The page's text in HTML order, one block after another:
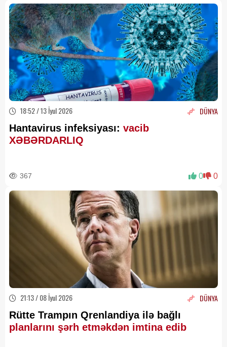
18:52 / 13 İyul 2026 DÜNYA
Hantavirus infeksiyası: vacib
XƏBƏRDARLIQ
367 0 0
21:13 / 08 İyul 2026 DÜNYA
Rütte Trampın Qrenlandiya ilə bağlı
planlarını şərh etməkdən imtina edib